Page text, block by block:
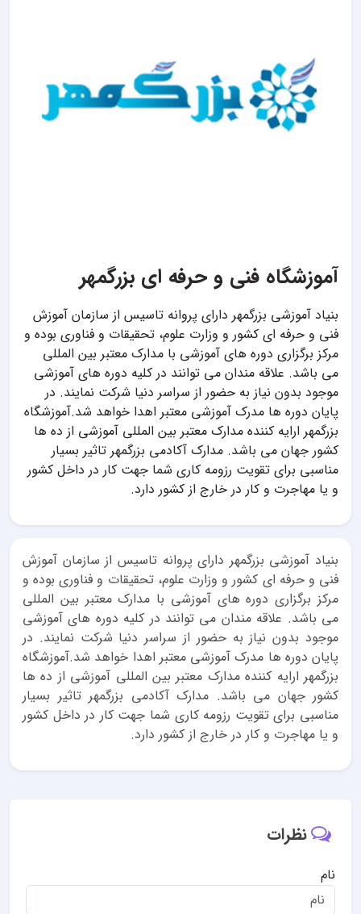
آموزشگاه فنی و حرفه ای بزرگمهر
بنیاد آموزشی بزرگمهر دارای پروانه تاسیس از سازمان آموزش
فنی و حرفه ای کشور و وزارت علوم، تحقیقات و فناوری بوده و
مرکز برگزاری دوره های آموزشی با مدارک معتبر بین المللی
می باشد. علاقه مندان می توانند در کلیه دوره های آموزشی
موجود بدون نیاز به حضور از سراسر دنیا شرکت نمایند. در
پایان دوره ها مدرک آموزشی معتبر اهدا خواهد شد.آموزشگاه
بزرگمهر ارایه کننده مدارک معتبر بین المللی آموزشی از ده ها
کشور جهان می باشد. مدارک آکادمی بزرگمهر تاثیر بسیار
مناسبی برای تقویت رزومه کاری شما جهت کار در داخل کشور
و یا مهاجرت و کار در خارج از کشور دارد.
بنیاد آموزشی بزرگمهر دارای پروانه تاسیس از سازمان آموزش
فنی و حرفه ای کشور و وزارت علوم، تحقیقات و فناوری بوده و
مرکز برگزاری دوره های آموزشی با مدارک معتبر بین المللی
می باشد. علاقه مندان می توانند در کلیه دوره های آموزشی
موجود بدون نیاز به حضور از سراسر دنیا شرکت نمایند. در
پایان دوره ها مدرک آموزشی معتبر اهدا خواهد شد.آموزشگاه
بزرگمهر ارایه کننده مدارک معتبر بین المللی آموزشی از ده ها
کشور جهان می باشد. مدارک آکادمی بزرگمهر تاثیر بسیار
مناسبی برای تقویت رزومه کاری شما جهت کار در داخل کشور
و یا مهاجرت و کار در خارج از کشور دارد.
نظرات
نام